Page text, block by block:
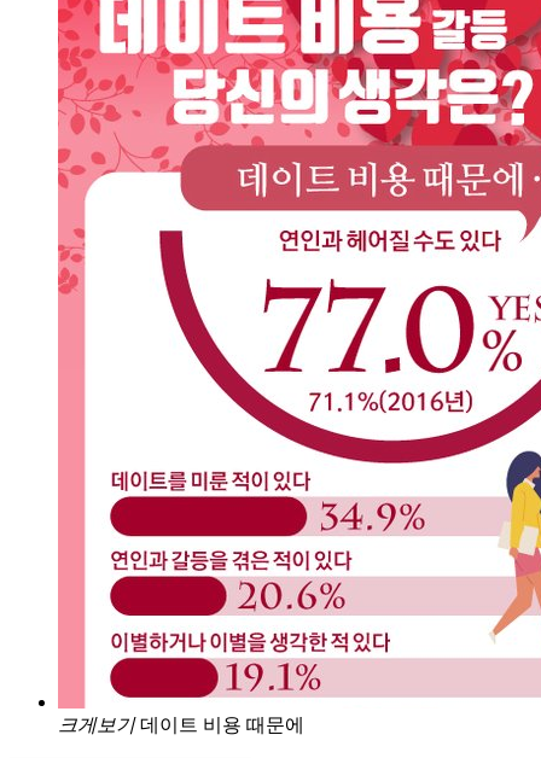
크게보기 데이트 비용 때문에